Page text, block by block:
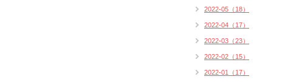
2022-05（18）
2022-04（17）
2022-03（23）
2022-02（15）
2022-01（17）